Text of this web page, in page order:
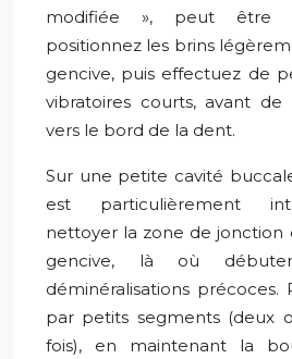
modifiée », peut être
positionnez les brins
gencive, puis effectuez de
vibratoires courts, avant de
vers le bord de la dent.
Sur une petite cavité
est particulièrement
nettoyer la zone de
gencive, là où
déminéralisations précoces.
par petits segments (deux
fois), en maintenant la